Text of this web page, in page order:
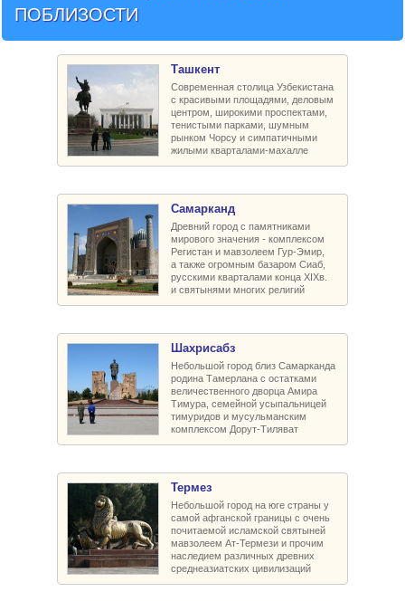
ПОБЛИЗОСТИ
Ташкент
Современная столица Узбекистана
с красивыми площадями, деловым
центром, широкими проспектами,
тенистыми парками, шумным
рынком Чорсу и симпатичными
жилыми кварталами-махалле
Самарканд
Древний город с памятниками
мирового значения - комплексом
Регистан и мавзолеем Гур-Эмир,
а также огромным базаром Сиаб,
русскими кварталами конца XIXв.
и святынями многих религий
Шахрисабз
Небольшой город близ Самарканда
родина Тамерлана с остатками
величественного дворца Амира
Тимура, семейной усыпальницей
тимуридов и мусульманским
комплексом Дорут-Тиляват
Термез
Небольшой город на юге страны у
самой афганской границы с очень
почитаемой исламской святыней
мавзолеем Ат-Термези и прочим
наследием различных древних
среднеазиатских цивилизаций